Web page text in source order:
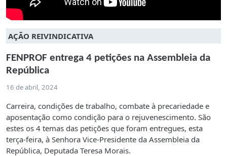
AÇÃO REIVINDICATIVA
FENPROF entrega 4 petições na Assembleia da
República
16 de abril, 2024
Carreira, condições de trabalho, combate à precariedade e
aposentação como condição para o rejuvenescimento. São
estes os 4 temas das petições que foram entregues, esta
terça-feira, à Senhora Vice-Presidente da Assembleia da
República, Deputada Teresa Morais.